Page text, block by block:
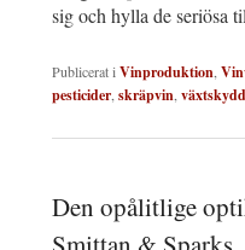
sig och hylla de seriösa
Publicerat iVinproduktion,
pesticider,skräpvin,
Den opålitlige